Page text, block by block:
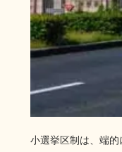
小選挙区制は、端的